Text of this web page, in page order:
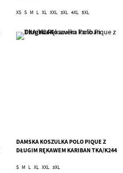
XS S M L XL XXL 3XL 4XL 5XL
DAMSKA KOSZULKA POLO PIQUE Z
DŁUGIM RĘKAWEM KARIBAN TKA/K244
S M L XL XXL 3XL